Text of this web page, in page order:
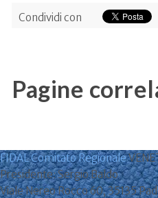
Condividi con
Pagine
FIDAL Comitato Regionale
Presidente: Sergio Baldo
Viale Nereo Rocco 60, 35135